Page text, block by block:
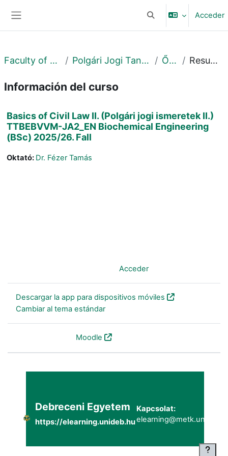
Selector de búsqueda
Acceder
Faculty of Law Polgári Jogi Tanszék Őszi Resumen
Información del curso
Basics of Civil Law II. (Polgári jogi ismeretek II.)
TTBEBVVM-JA2_EN Biochemical Engineering
(BSc) 2025/26. Fall
Oktató: Dr. Fézer Tamás
Acceder)
Descargar la app para dispositivos móviles
Cambiar al tema estándar
Moodle
Debreceni Egyetem
https://elearning.unideb.hu
Kapcsolat: